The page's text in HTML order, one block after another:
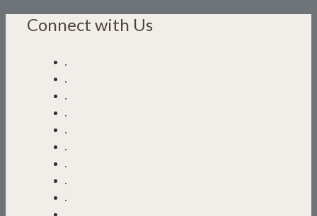
Connect with Us